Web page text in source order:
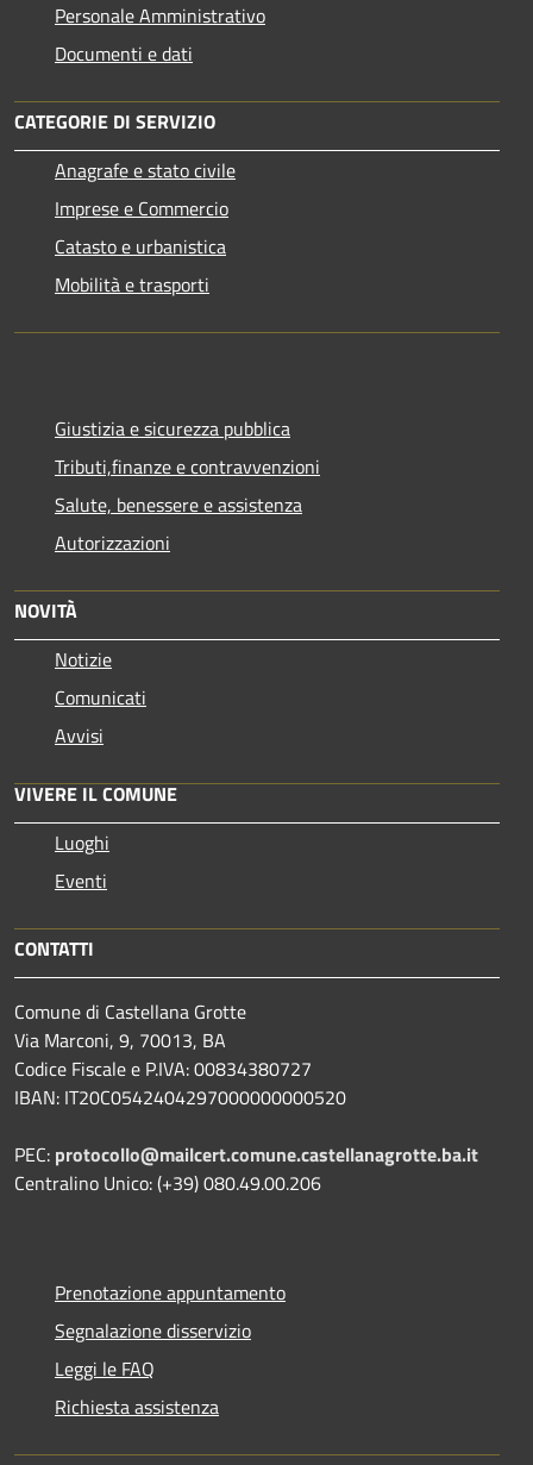
Personale Amministrativo
Documenti e dati
CATEGORIE DI SERVIZIO
Anagrafe e stato civile
Imprese e Commercio
Catasto e urbanistica
Mobilità e trasporti
Giustizia e sicurezza pubblica
Tributi,finanze e contravvenzioni
Salute, benessere e assistenza
Autorizzazioni
NOVITÀ
Notizie
Comunicati
Avvisi
VIVERE IL COMUNE
Luoghi
Eventi
CONTATTI
Comune di Castellana Grotte
Via Marconi, 9, 70013, BA
Codice Fiscale e P.IVA: 00834380727
IBAN: IT20C0542404297000000000520
PEC: protocollo@mailcert.comune.castellanagrotte.ba.it
Centralino Unico: (+39) 080.49.00.206
Prenotazione appuntamento
Segnalazione disservizio
Leggi le FAQ
Richiesta assistenza